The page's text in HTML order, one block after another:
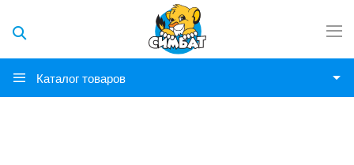
Каталог товаров